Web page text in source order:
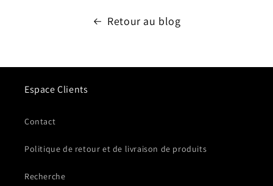
Retour au blog
Espace Clients
Contact
Politique de retour et de livraison de produits
Recherche